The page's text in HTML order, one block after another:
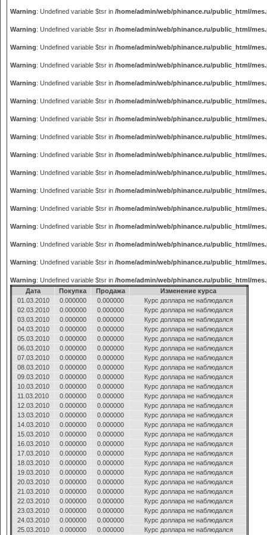
Warning: Undefined variable $tsr in /home/admin/web/phinance.ru/public_html/
Warning: Undefined variable $tsr in /home/admin/web/phinance.ru/public_html/
Warning: Undefined variable $tsr in /home/admin/web/phinance.ru/public_html/
Warning: Undefined variable $tsr in /home/admin/web/phinance.ru/public_html/
Warning: Undefined variable $tsr in /home/admin/web/phinance.ru/public_html/
Warning: Undefined variable $tsr in /home/admin/web/phinance.ru/public_html/
Warning: Undefined variable $tsr in /home/admin/web/phinance.ru/public_html/
Warning: Undefined variable $tsr in /home/admin/web/phinance.ru/public_html/
Warning: Undefined variable $tsr in /home/admin/web/phinance.ru/public_html/
Warning: Undefined variable $tsr in /home/admin/web/phinance.ru/public_html/
Warning: Undefined variable $tsr in /home/admin/web/phinance.ru/public_html/
Warning: Undefined variable $tsr in /home/admin/web/phinance.ru/public_html/
Warning: Undefined variable $tsr in /home/admin/web/phinance.ru/public_html/
Warning: Undefined variable $tsr in /home/admin/web/phinance.ru/public_html/
Warning: Undefined variable $tsr in /home/admin/web/phinance.ru/public_html/
Warning: Undefined variable $tsr in /home/admin/web/phinance.ru/public_html/
Дата
Покупка Продажа
Изменение курса
01.03.2010
0.000000 0.000000
Курс доллара не наблюдался
02.03.2010
0.000000 0.000000
Курс доллара не наблюдался
03.03.2010
0.000000 0.000000
Курс доллара не наблюдался
04.03.2010
0.000000 0.000000
Курс доллара не наблюдался
05.03.2010
0.000000 0.000000
Курс доллара не наблюдался
06.03.2010
0.000000 0.000000
Курс доллара не наблюдался
07.03.2010
0.000000 0.000000
Курс доллара не наблюдался
08.03.2010
0.000000 0.000000
Курс доллара не наблюдался
09.03.2010
0.000000 0.000000
Курс доллара не наблюдался
10.03.2010
0.000000 0.000000
Курс доллара не наблюдался
11.03.2010
0.000000 0.000000
Курс доллара не наблюдался
12.03.2010
0.000000 0.000000
Курс доллара не наблюдался
13.03.2010
0.000000 0.000000
Курс доллара не наблюдался
14.03.2010
0.000000 0.000000
Курс доллара не наблюдался
15.03.2010
0.000000 0.000000
Курс доллара не наблюдался
16.03.2010
0.000000 0.000000
Курс доллара не наблюдался
17.03.2010
0.000000 0.000000
Курс доллара не наблюдался
18.03.2010
0.000000 0.000000
Курс доллара не наблюдался
19.03.2010
0.000000 0.000000
Курс доллара не наблюдался
20.03.2010
0.000000 0.000000
Курс доллара не наблюдался
21.03.2010
0.000000 0.000000
Курс доллара не наблюдался
22.03.2010
0.000000 0.000000
Курс доллара не наблюдался
23.03.2010
0.000000 0.000000
Курс доллара не наблюдался
24.03.2010
0.000000 0.000000
Курс доллара не наблюдался
25.03.2010
0.000000 0.000000
Курс доллара не наблюдался